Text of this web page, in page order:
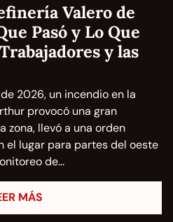
Valero de
Pasó y Lo Que
y las
2026, un incendio en la
provocó una gran
zona, llevó a una orden
el lugar para partes del oeste
de...
MÁS